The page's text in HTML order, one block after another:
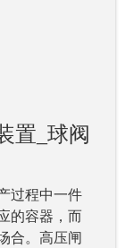
置_球阀
过程中一件
的容器，而
合。高压闸